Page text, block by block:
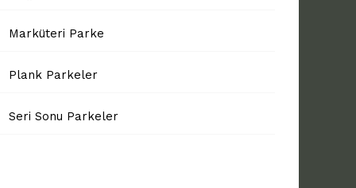
Marküteri Parke
Plank Parkeler
Seri Sonu Parkeler